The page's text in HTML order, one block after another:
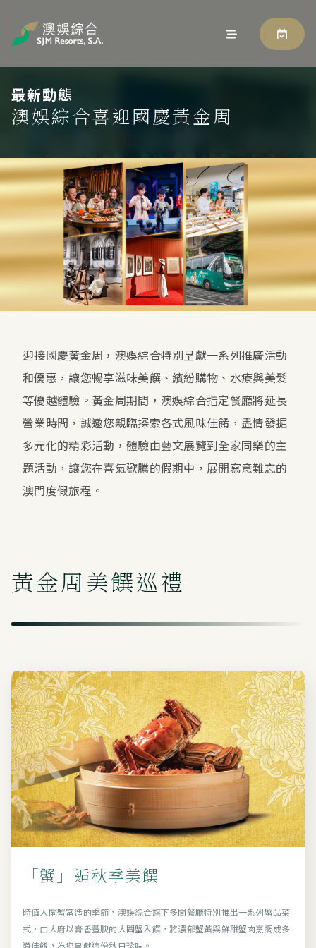
最新動態
澳娛綜合喜迎國慶黃金周
迎接國慶黃金周，澳娛綜合特別呈獻一系列推廣活動
和優惠，讓您暢享滋味美饌、繽紛購物、水療與美髮
等優越體驗。黃金周期間，澳娛綜合指定餐廳將延長
營業時間，誠邀您親臨探索各式風味佳餚，盡情發掘
多元化的精彩活動，體驗由藝文展覽到全家同樂的主
題活動，讓您在喜氣歡騰的假期中，展開寫意難忘的
澳門度假旅程。
黃金周美饌巡禮
「蟹」逅秋季美饌
時值大閘蟹當造的季節，澳娛綜合旗下多間餐廳特別推出一系列蟹品菜
式，由大廚以膏香豐腴的大閘蟹入饌，將濃郁蟹黃與鮮甜蟹肉烹調成多